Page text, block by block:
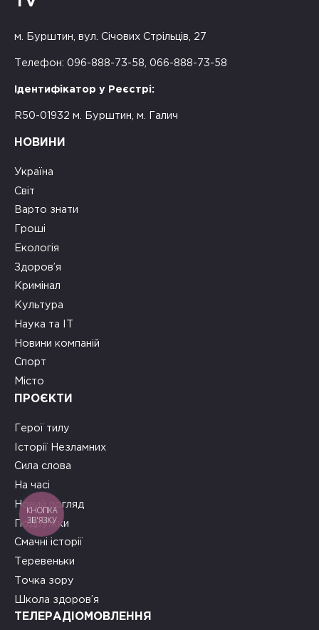
м. Бурштин, вул. Січових Стрільців, 27
Телефон: 096-888-73-58, 066-888-73-58
Ідентифікатор у Реєстрі:
R50-01932 м. Бурштин, м. Галич
НОВИНИ
Україна
Світ
Варто знати
Гроші
Екологія
Здоров’я
Кримінал
Культура
Наука та ІТ
Новини компаній
Спорт
Місто
ПРОЄКТИ
Герої тилу
Історії Незламних
Сила слова
На часі
Новий погляд
Подружки
Смачні історії
Теревеньки
Точка зору
Школа здоров’я
ТЕЛЕРАДІОМОВЛЕННЯ
КНОПКА
ЗВ'ЯЗКУ